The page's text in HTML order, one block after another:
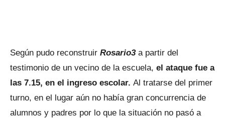
Según pudo reconstruir Rosario3a partir del
testimonio de un vecino de la escuela, el ataque fue a
las 7.15, en el ingreso escolar. Al tratarse del primer
turno, en el lugar aún no había gran concurrencia de
alumnos y padres por lo que la situación no pasó a